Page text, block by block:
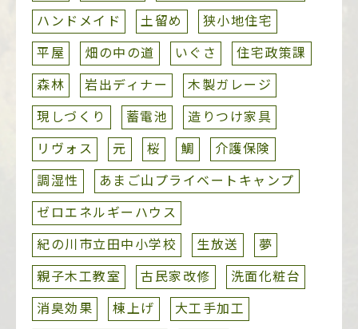
ハンドメイド
土留め
狭小地住宅
平屋
畑の中の道 いぐさ
住宅政策課
森林
岩出ディナー
木製ガレージ
現しづくり
蓄電池
造りつけ家具
リヴォス
元 桜 鯛
介護保険
調湿性
あまご山プライベートキャンプ
ゼロエネルギーハウス
紀の川市立田中小学校
生放送
夢
親子木工教室
古民家改修
洗面化粧台
消臭効果
棟上げ
大工手加工